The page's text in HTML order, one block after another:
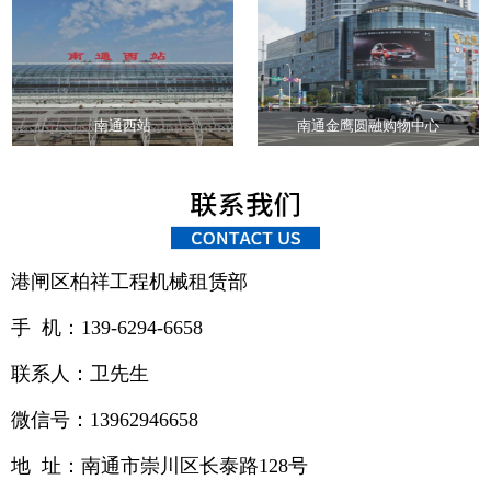
南通西站 南通金鹰圆融购物中心
港闸区柏祥工程机械租赁部
手 机：139-6294-6658
联系人：卫先生
微信号：13962946658
地 址：南通市崇川区长泰路128号